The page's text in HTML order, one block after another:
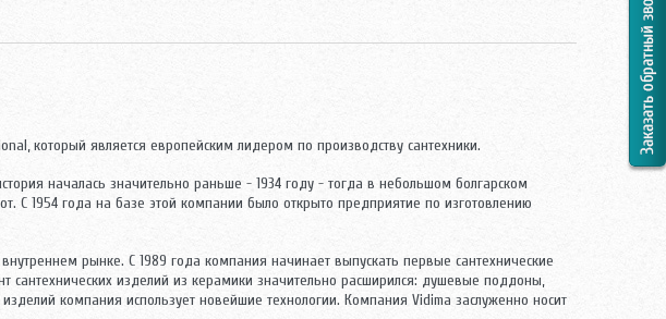
который является европейским лидером по производству сантехники.
началась значительно раньше - 1934 году - тогда в небольшом болгарском
С 1954 года на базе этой компании было открыто предприятие по изготовлению
рынке. С 1989 года компания начинает выпускать первые сантехнические
сантехнических изделий из керамики значительно расширился: душевые поддоны,
компания использует новейшие технологии. Компания Vidima заслуженно носит